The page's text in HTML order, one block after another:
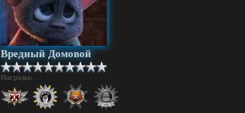
Вредный Домовой
Награды: